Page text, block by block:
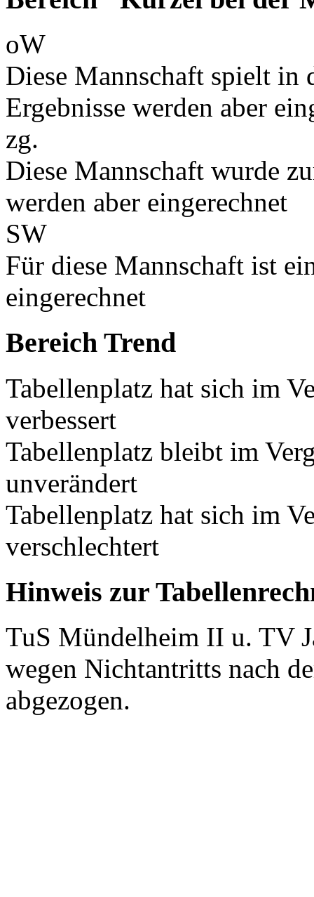
oW
Diese Mannschaft spielt in
Ergebnisse werden aber
zg.
Diese Mannschaft wurde
werden aber eingerechnet
SW
Für diese Mannschaft ist
eingerechnet
Bereich Trend
Tabellenplatz hat sich im
verbessert
Tabellenplatz bleibt im
unverändert
Tabellenplatz hat sich im
verschlechtert
Hinweis zur
TuS Mündelheim II u. TV
wegen Nichtantritts nach
abgezogen.